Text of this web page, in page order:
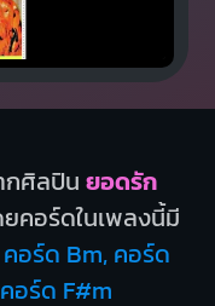
กศิลปิน ยอดรัก
คอร์ดในเพลงนี้มี
คอร์ด Bm, คอร์ด
อร์ด F#m